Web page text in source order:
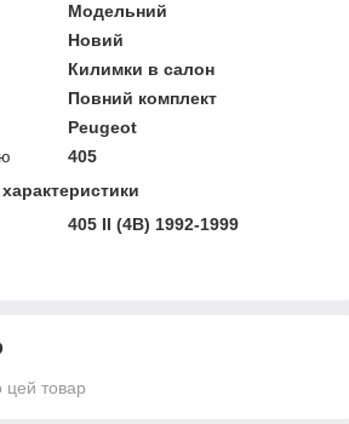
Модельний
Новий
Килимки в салон
Повний комплект
Peugeot
405
405 II (4B) 1992-1999
цей товар